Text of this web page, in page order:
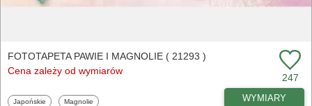
FOTOTAPETA PAWIE I MAGNOLIE ( 21293 )
Cena zależy od wymiarów
247
Fototapety
Japońskie Fototapety
Magnolie WYMIARY